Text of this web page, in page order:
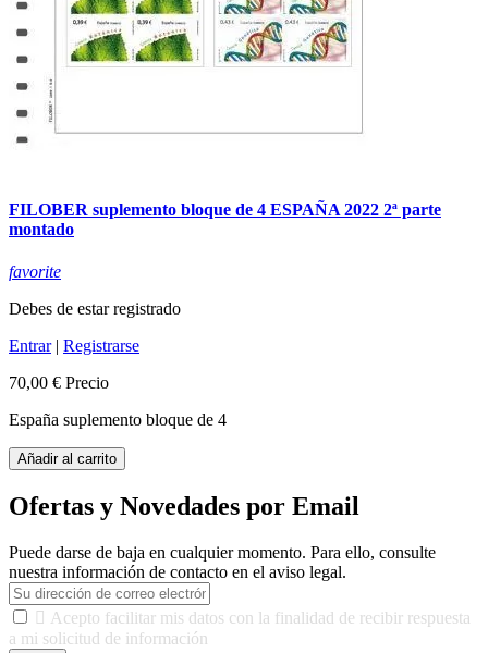
FILOBER suplemento bloque de 4 ESPAÑA 2022 2ª parte
montado
favorite
Debes de estar registrado
Entrar| Registrarse
70,00 € Precio
España suplemento bloque de 4
Añadir al carrito
Ofertas y Novedades por Email
Puede darse de baja en cualquier momento. Para ello, consulte
nuestra información de contacto en el aviso legal.
 Acepto facilitar mis datos con la finalidad de recibir respuesta
a mi solicitud de información